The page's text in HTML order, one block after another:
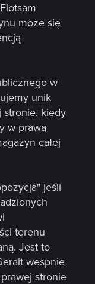
może się
w
unik
stronie, kiedy
w prawą
całej
jeśli
terenu
Jest to
wespnie
stronie